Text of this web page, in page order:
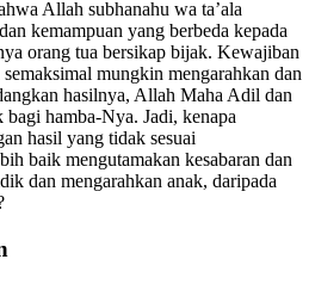
Allah subhanahu wa ta’ala
kemampuan yang berbeda kepada
orang tua bersikap bijak. Kewajiban
mungkin mengarahkan dan
hasilnya, Allah Maha Adil dan
hamba-Nya. Jadi, kenapa
hasil yang tidak sesuai
baik mengutamakan kesabaran dan
dan mengarahkan anak, daripada